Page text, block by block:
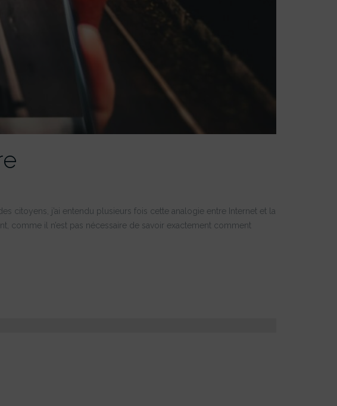
citoyens, j’ai entendu plusieurs fois cette analogie entre Internet et la
comme il n’est pas nécessaire de savoir exactement comment